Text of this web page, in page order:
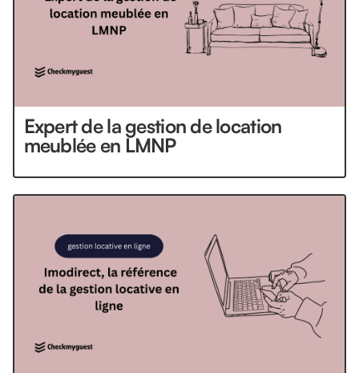
Expert de la gestion de location
meublée en LMNP